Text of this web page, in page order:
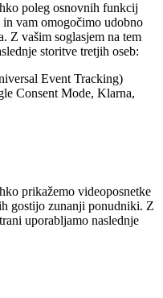
poleg osnovnih funkcij
vam omogočimo udobno
Z vašim soglasjem na tem
storitve tretjih oseb:
Event Tracking)
Consent Mode, Klarna,
prikažemo videoposnetke
gostijo zunanji ponudniki. Z
uporabljamo naslednje